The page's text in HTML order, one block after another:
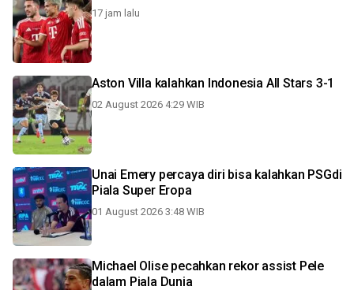
17 jam lalu
Aston Villa kalahkan Indonesia All Stars 3-1
02 August 2026 4:29 WIB
Unai Emery percaya diri bisa kalahkan PSGdi
Piala Super Eropa
01 August 2026 3:48 WIB
Michael Olise pecahkan rekor assist Pele
dalam Piala Dunia